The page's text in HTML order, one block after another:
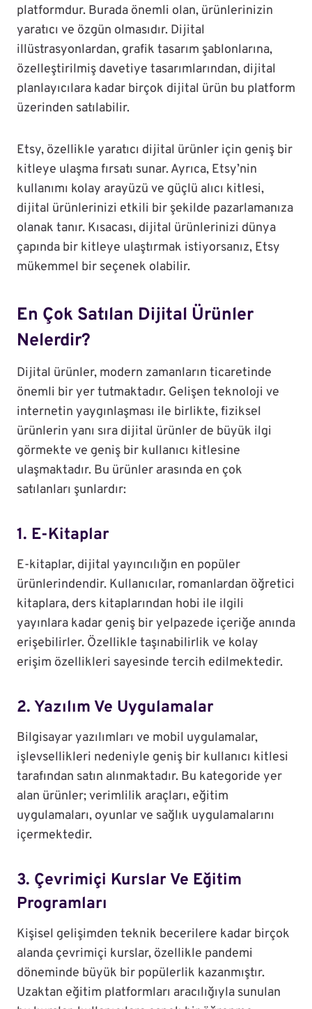
platformdur. Burada önemli olan, ürünlerinizin
yaratıcı ve özgün olmasıdır. Dijital
illüstrasyonlardan, grafik tasarım şablonlarına,
özelleştirilmiş davetiye tasarımlarından, dijital
planlayıcılara kadar birçok dijital ürün bu platform
üzerinden satılabilir.
Etsy, özellikle yaratıcı dijital ürünler için geniş bir
kitleye ulaşma fırsatı sunar. Ayrıca, Etsy’nin
kullanımı kolay arayüzü ve güçlü alıcı kitlesi,
dijital ürünlerinizi etkili bir şekilde pazarlamanıza
olanak tanır. Kısacası, dijital ürünlerinizi dünya
çapında bir kitleye ulaştırmak istiyorsanız, Etsy
mükemmel bir seçenek olabilir.
En Çok Satılan Dijital Ürünler
Nelerdir?
Dijital ürünler, modern zamanların ticaretinde
önemli bir yer tutmaktadır. Gelişen teknoloji ve
internetin yaygınlaşması ile birlikte, fiziksel
ürünlerin yanı sıra dijital ürünler de büyük ilgi
görmekte ve geniş bir kullanıcı kitlesine
ulaşmaktadır. Bu ürünler arasında en çok
satılanları şunlardır:
1. E-Kitaplar
E-kitaplar, dijital yayıncılığın en popüler
ürünlerindendir. Kullanıcılar, romanlardan öğretici
kitaplara, ders kitaplarından hobi ile ilgili
yayınlara kadar geniş bir yelpazede içeriğe anında
erişebilirler. Özellikle taşınabilirlik ve kolay
erişim özellikleri sayesinde tercih edilmektedir.
2. Yazılım Ve Uygulamalar
Bilgisayar yazılımları ve mobil uygulamalar,
işlevsellikleri nedeniyle geniş bir kullanıcı kitlesi
tarafından satın alınmaktadır. Bu kategoride yer
alan ürünler; verimlilik araçları, eğitim
uygulamaları, oyunlar ve sağlık uygulamalarını
içermektedir.
3. Çevrimiçi Kurslar Ve Eğitim
Programları
Kişisel gelişimden teknik becerilere kadar birçok
alanda çevrimiçi kurslar, özellikle pandemi
döneminde büyük bir popülerlik kazanmıştır.
Uzaktan eğitim platformları aracılığıyla sunulan